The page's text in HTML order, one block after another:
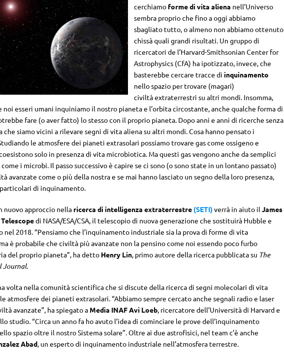
cerchiamo forme di vita aliena nell’Universo
sembra proprio che fino a oggi abbiamo
sbagliato tutto, o almeno non abbiamo ottenuto
chissà quali grandi risultati. Un gruppo di
ricercatori de l’Harvard-Smithsonian Center for
Astrophysics (CfA) ha ipotizzato, invece, che
basterebbe cercare tracce di inquinamento
nello spazio per trovare (magari)
civiltà extraterrestri su altri mondi. Insomma,
noi esseri umani inquiniamo il nostro pianeta e l’orbita circostante, anche qualche forma di
fare (o aver fatto) lo stesso con il proprio pianeta. Dopo anni e anni di ricerche senza
che siamo vicini a rilevare segni di vita aliena su altri mondi. Cosa hanno pensato i
le atmosfere dei pianeti extrasolari possiamo trovare gas come ossigeno e
solo in presenza di vita microbiotica. Ma questi gas vengono anche da semplici
i microbi. Il passo successivo è capire se ci sono (o sono state in un lontano passato)
avanzate come o più della nostra e se mai hanno lasciato un segno della loro presenza,
di inquinamento.
nuovo approccio nella ricerca di intelligenza extraterrestre(SETI) verrà in aiuto il James
di NASA/ESA/CSA, il telescopio di nuova generazione che sostituirà Hubble e
nel 2018. “Pensiamo che l’inquinamento industriale sia la prova di forme di vita
è probabile che civiltà più avanzate non la pensino come noi essendo poco furbo
del proprio pianeta”, ha detto Henry Lin, primo autore della ricerca pubblicata su The
Journal.
volta nella comunità scientifica che si discute della ricerca di segni molecolari di vita
atmosfere dei pianeti extrasolari. “Abbiamo sempre cercato anche segnali radio e laser
avanzate”, ha spiegato a Media INAFAvi Loeb, ricercatore dell’Università di Harvard e
studio. “Circa un anno fa ho avuto l’idea di cominciare le prove dell’inquinamento
spazio oltre il nostro Sistema solare”. Oltre ai due astrofisici, nel team c’è anche
Abad, un esperto di inquinamento industriale nell’atmosfera terrestre.